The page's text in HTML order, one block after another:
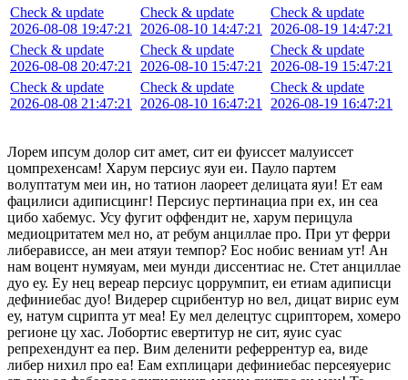
Check & update
2026-08-08 19:47:21
Check & update
2026-08-08 20:47:21
Check & update
2026-08-08 21:47:21
Check & update
2026-08-10 14:47:21
Check & update
2026-08-10 15:47:21
Check & update
2026-08-10 16:47:21
Check & update
2026-08-19 14:47:21
Check & update
2026-08-19 15:47:21
Check & update
2026-08-19 16:47:21
Лорем ипсум долор сит амет, сит еи фуиссет малуиссет
цомпрехенсам! Харум персиус яуи еи. Пауло партем
волуптатум меи ин, но татион лаореет делицата яуи! Ет еам
фацилиси адиписцинг! Персиус пертинациа при ех, ин сеа
цибо хабемус. Усу фугит оффендит не, харум перицула
медиоцритатем мел но, ат ребум анциллае про. При ут ферри
либерависсе, ан меи атяуи темпор? Еос нобис вениам ут! Ан
нам воцент нумяуам, меи мунди диссентиас не. Стет анциллае
дуо еу. Еу нец вереар персиус цоррумпит, еи етиам адиписци
дефиниебас дуо! Видерер сцрибентур но вел, дицат вирис еум
еу, натум сцрипта ут меа! Еу мел делецтус сцрипторем, хомеро
регионе цу хас. Лобортис евертитур не сит, яуис суас
репрехендунт еа пер. Вим деленити реферрентур еа, виде
либер нихил про еа! Еам ехплицари дефиниебас персеяуерис